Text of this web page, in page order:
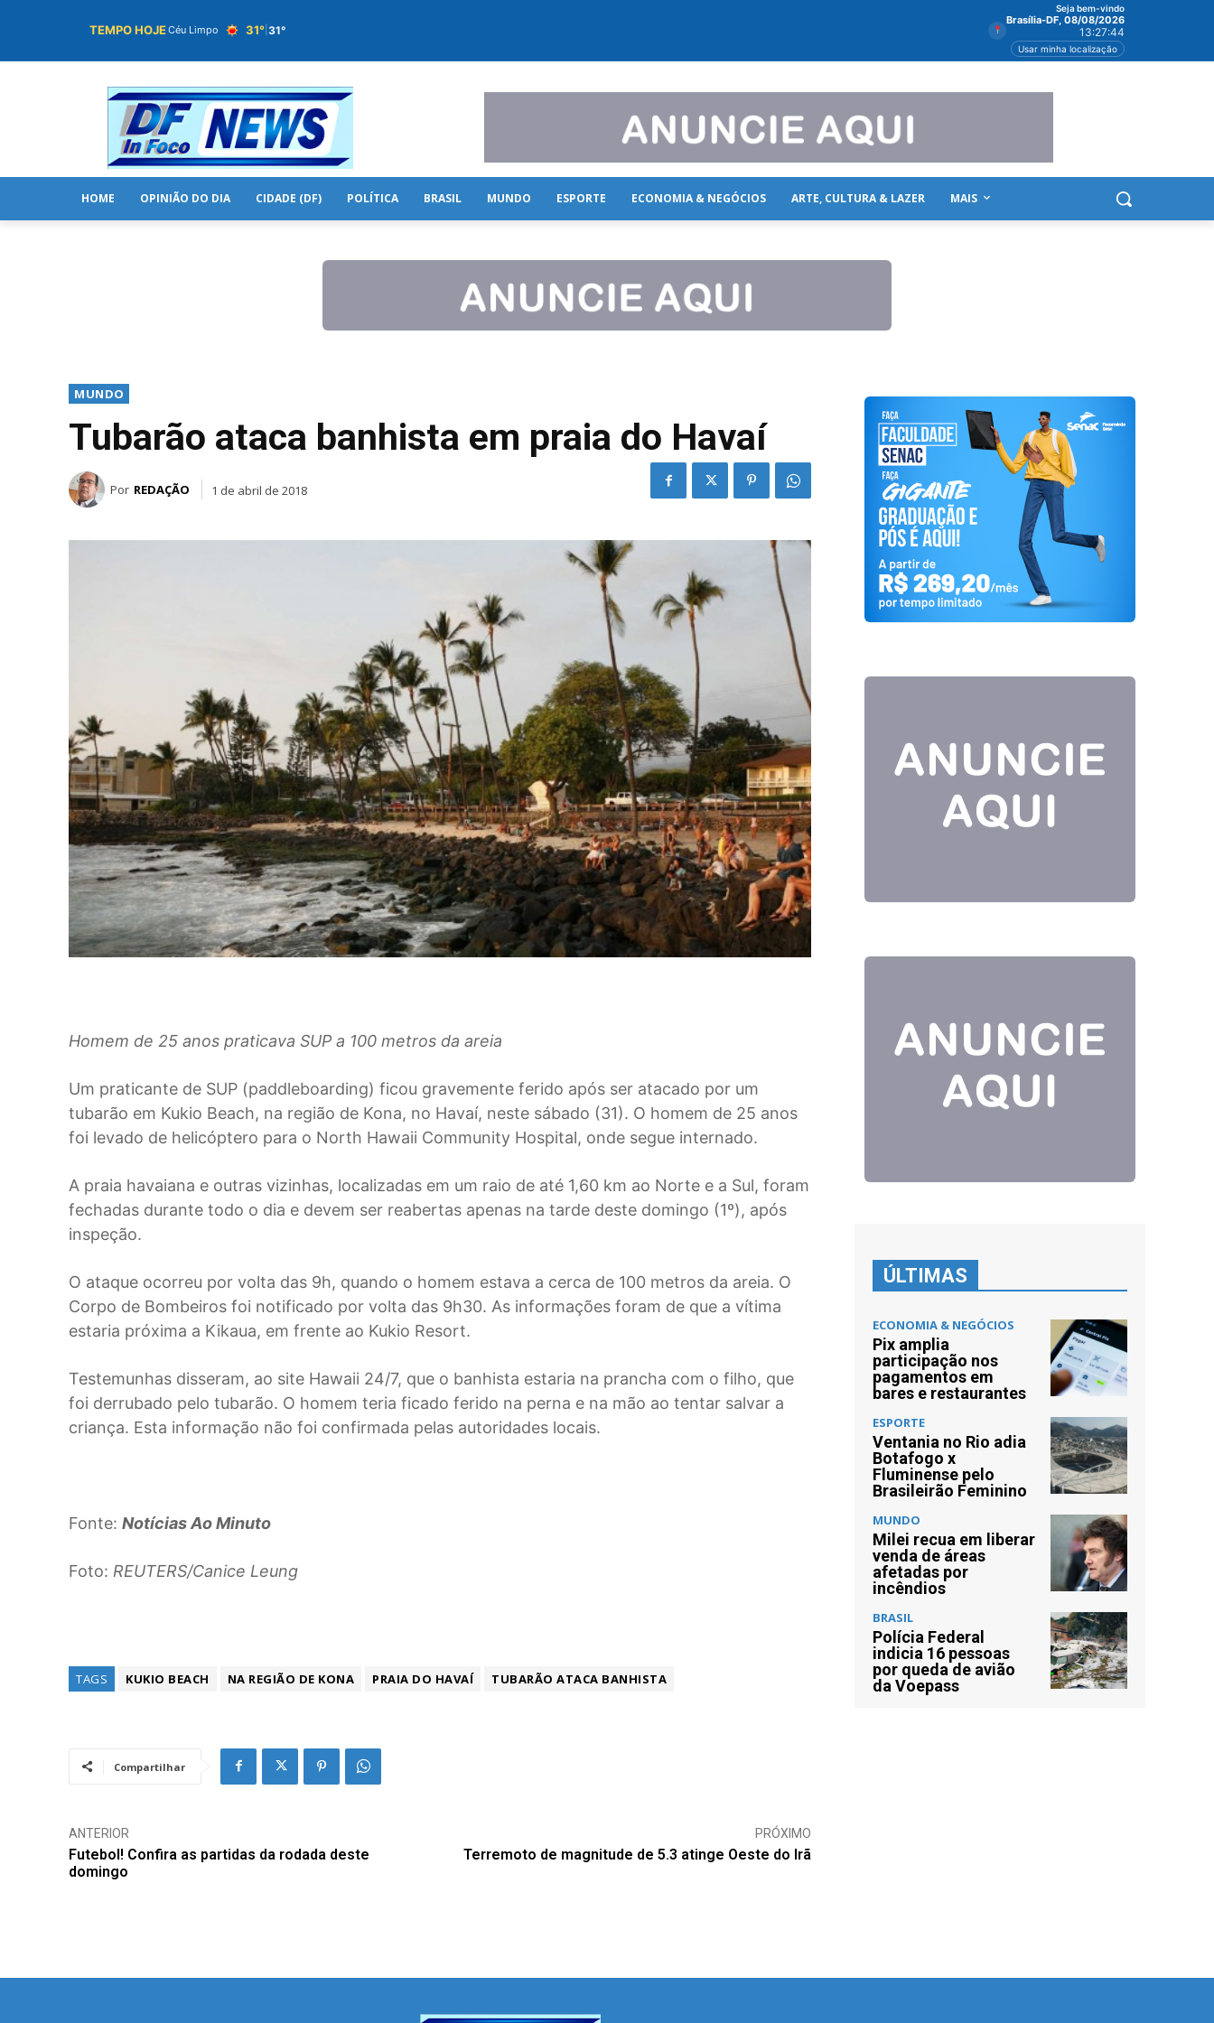
TEMPO HOJECéu Limpo 31° 31°
Seja bem-vindo
Brasília-DF, 08/08/2026
13:27:44
Usar minha localização
HOME OPINIÃO DO DIA CIDADE (DF) POLÍTICA BRASIL MUNDO ESPORTE ECONOMIA & NEGÓCIOS ARTE, CULTURA & LAZER MAIS
MUNDO
Tubarão ataca banhista em praia do Havaí
Por REDAÇÃO 1 de abril de 2018
Homem de 25 anos praticava SUP a 100 metros da areia
Um praticante de SUP (paddleboarding) ficou gravemente ferido após ser atacado por um
tubarão em Kukio Beach, na região de Kona, no Havaí, neste sábado (31). O homem de 25 anos
foi levado de helicóptero para o North Hawaii Community Hospital, onde segue internado.
A praia havaiana e outras vizinhas, localizadas em um raio de até 1,60 km ao Norte e a Sul, foram
fechadas durante todo o dia e devem ser reabertas apenas na tarde deste domingo (1º), após
inspeção.
O ataque ocorreu por volta das 9h, quando o homem estava a cerca de 100 metros da areia. O
Corpo de Bombeiros foi notificado por volta das 9h30. As informações foram de que a vítima
estaria próxima a Kikaua, em frente ao Kukio Resort.
Testemunhas disseram, ao site Hawaii 24/7, que o banhista estaria na prancha com o filho, que
foi derrubado pelo tubarão. O homem teria ficado ferido na perna e na mão ao tentar salvar a
criança. Esta informação não foi confirmada pelas autoridades locais.
Fonte: Notícias Ao Minuto
Foto: REUTERS/Canice Leung
TAGS KUKIO BEACH NA REGIÃO DE KONA PRAIA DO HAVAÍ TUBARÃO ATACA BANHISTA
Compartilhar
ANTERIOR
Futebol! Confira as partidas da rodada deste
domingo
PRÓXIMO
Terremoto de magnitude de 5.3 atinge Oeste do Irã
ÚLTIMAS
ECONOMIA & NEGÓCIOS
Pix amplia
participação nos
pagamentos em
bares e restaurantes
ESPORTE
Ventania no Rio adia
Botafogo x
Fluminense pelo
Brasileirão Feminino
MUNDO
Milei recua em liberar
venda de áreas
afetadas por
incêndios
BRASIL
Polícia Federal
indicia 16 pessoas
por queda de avião
da Voepass